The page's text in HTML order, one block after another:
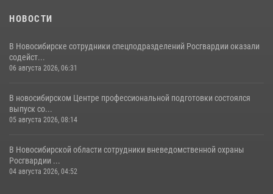
НОВОСТИ
В Новосибирске сотрудники спецподразделений Росгвардии оказали
содейст...
06 августа 2026, 06:31
В новосибирском Центре профессиональной подготовки состоялся
выпуск со...
05 августа 2026, 08:14
В Новосибирской области сотрудники вневедомственной охраны
Росгвардии ...
04 августа 2026, 04:52